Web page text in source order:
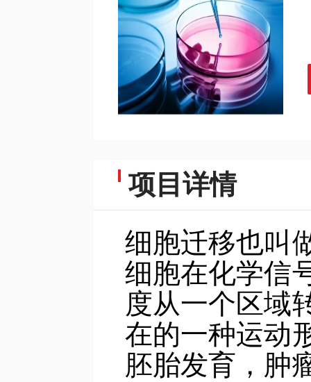
项目详情
细胞迁移也叫
细胞在化学信
度从一个区域
在的一种运动
胚胎发育，肿